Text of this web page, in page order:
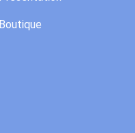
Boutique